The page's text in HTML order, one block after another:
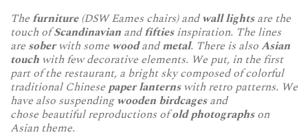
The furniture(DSW Eames chairs)andwall lightsare the
touch ofScandinavian andfiftiesinspiration. The lines
are soberwith some woodandmetal. There is alsoAsian
touch with few decorative elements. We put, in the first
part of the restaurant, a bright sky composed of colorful
traditional Chinese paper lanternswith retro patterns. We
have also suspendingwooden birdcagesand
chose beautiful reproductions ofold photographson
Asian theme.